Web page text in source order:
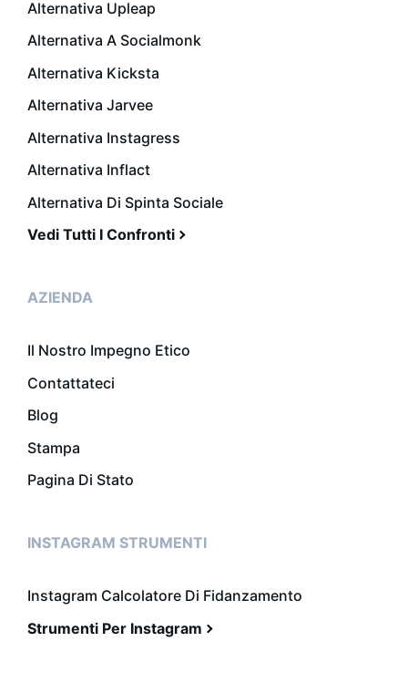
Alternativa Upleap
Alternativa A Socialmonk
Alternativa Kicksta
Alternativa Jarvee
Alternativa Instagress
Alternativa Inflact
Alternativa Di Spinta Sociale
Vedi Tutti I Confronti
AZIENDA
Il Nostro Impegno Etico
Contattateci
Blog
Stampa
Pagina Di Stato
INSTAGRAM STRUMENTI
Instagram Calcolatore Di Fidanzamento
Strumenti Per Instagram